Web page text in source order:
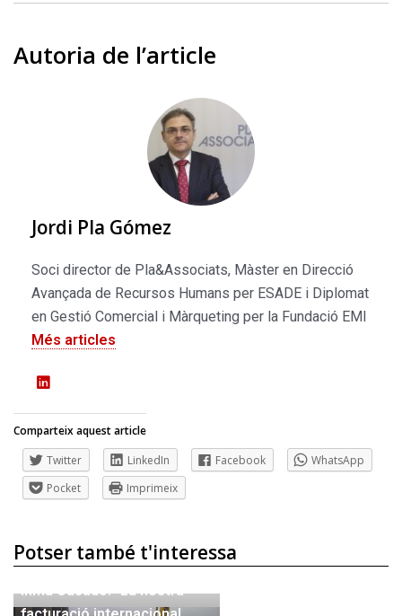
Autoria de l’article
Jordi Pla Gómez
Soci director de Pla&Associats, Màster en Direcció
Avançada de Recursos Humans per ESADE i Diplomat
en Gestió Comercial i Màrqueting per la Fundació EMI
Més articles
Comparteix aquest article
Twitter
LinkedIn Facebook
WhatsApp
Pocket
Imprimeix
Potser també t'interessa
Inma Casado: “La nostra